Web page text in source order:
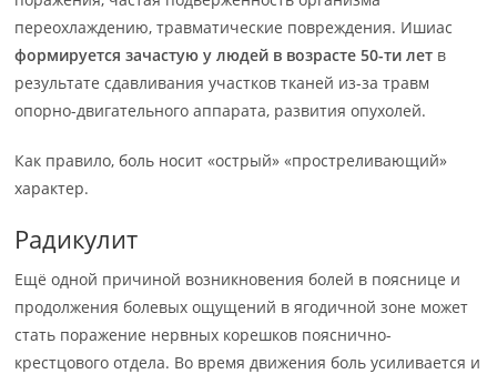
переохлаждению, травматические повреждения. Ишиас
формируется зачастую у людей в возрасте 50-ти лет в
результате сдавливания участков тканей из-за травм
опорно-двигательного аппарата, развития опухолей.
Как правило, боль носит «острый» «простреливающий»
характер.
Радикулит
Ещё одной причиной возникновения болей в пояснице и
продолжения болевых ощущений в ягодичной зоне может
стать поражение нервных корешков пояснично-
крестцового отдела. Во время движения боль усиливается и